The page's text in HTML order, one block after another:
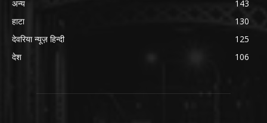
अन्य
143
हाटा
130
देवरिया न्यूज़ हिन्दी
125
देश
106